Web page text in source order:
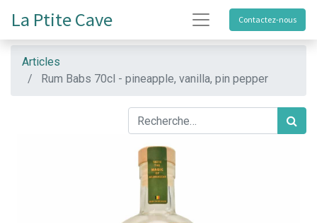
La Ptite Cave Contactez-nous
Articles
Rum Babs 70cl - pineapple, vanilla, pin pepper